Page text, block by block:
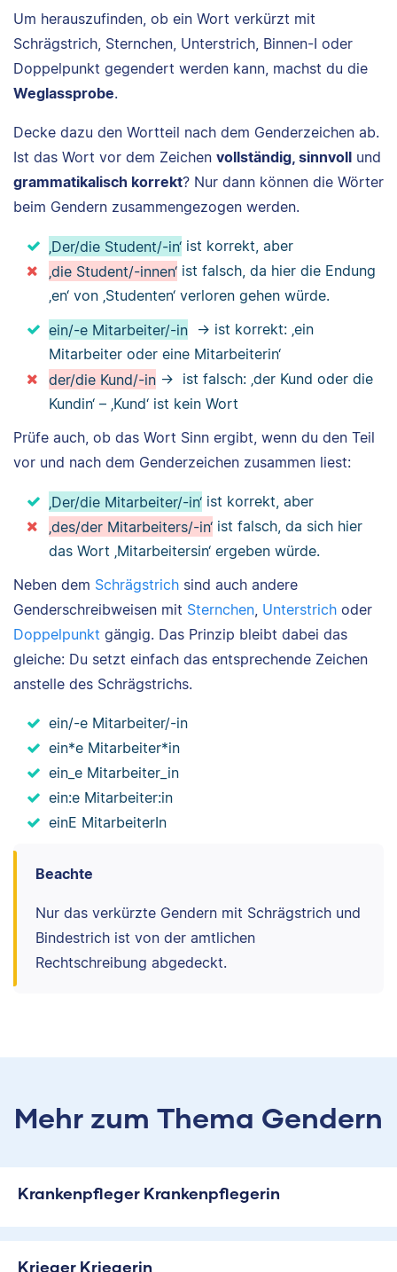
Um herauszufinden, ob ein Wort verkürzt mit
Schrägstrich, Sternchen, Unterstrich, Binnen-I oder
Doppelpunkt gegendert werden kann, machst du die
Weglassprobe.
Decke dazu den Wortteil nach dem Genderzeichen ab.
Ist das Wort vor dem Zeichen vollständig, sinnvoll und
grammatikalisch korrekt? Nur dann können die Wörter
beim Gendern zusammengezogen werden.
‚Der/die Student/-in‘ ist korrekt, aber
‚die Student/-innen‘ ist falsch, da hier die Endung
‚en‘ von ‚Studenten‘ verloren gehen würde.
ein/-e Mitarbeiter/-in → ist korrekt: ‚ein
Mitarbeiter oder eine Mitarbeiterin‘
der/die Kund/-in → ist falsch: ‚der Kund oder die
Kundin‘ – ‚Kund‘ ist kein Wort
Prüfe auch, ob das Wort Sinn ergibt, wenn du den Teil
vor und nach dem Genderzeichen zusammen liest:
‚Der/die Mitarbeiter/-in‘ ist korrekt, aber
‚des/der Mitarbeiters/-in‘ ist falsch, da sich hier
das Wort ‚Mitarbeitersin‘ ergeben würde.
Neben dem Schrägstrich sind auch andere
Genderschreibweisen mit Sternchen, Unterstrich oder
Doppelpunkt gängig. Das Prinzip bleibt dabei das
gleiche: Du setzt einfach das entsprechende Zeichen
anstelle des Schrägstrichs.
ein/-e Mitarbeiter/-in
ein*e Mitarbeiter*in
ein_e Mitarbeiter_in
ein:e Mitarbeiter:in
einE MitarbeiterIn
Beachte
Nur das verkürzte Gendern mit Schrägstrich und
Bindestrich ist von der amtlichen
Rechtschreibung abgedeckt.
Mehr zum Thema Gendern
Krankenpfleger Krankenpflegerin
Krieger Kriegerin